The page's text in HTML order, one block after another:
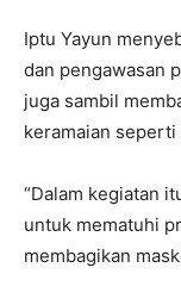
Iptu Yayun
dan pengawasan
juga sambil
keramaian
“Dalam kegiatan
untuk mematuhi
membagikan